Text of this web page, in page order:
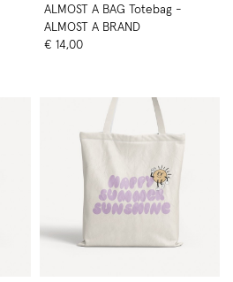
ALMOST A BAG Totebag -
ALMOST A BRAND
€ 14,00